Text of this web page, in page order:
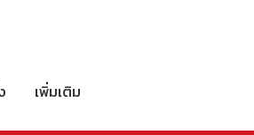
เพิ่มเติม